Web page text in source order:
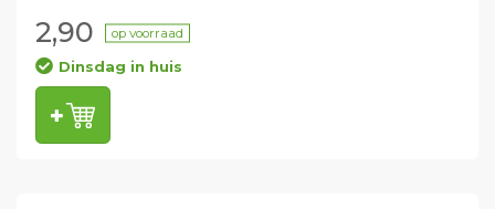
2,90 op voorraad
Dinsdag in huis